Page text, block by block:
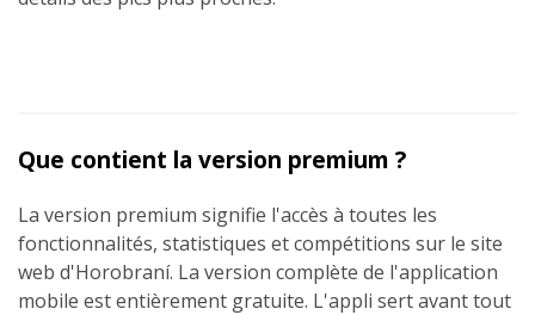
Que contient la version premium ?
La version premium signifie l'accès à toutes les
fonctionnalités, statistiques et compétitions sur le site
web d'Horobraní. La version complète de l'application
mobile est entièrement gratuite. L'appli sert avant tout